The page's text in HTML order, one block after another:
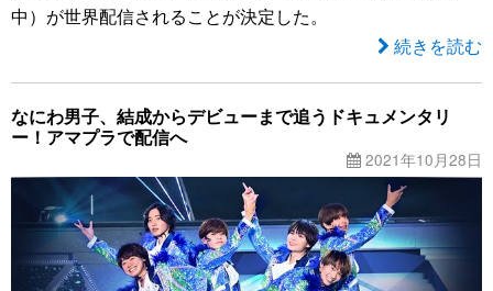
中）が世界配信されることが決定した。
続きを読む
なにわ男子、結成からデビューまで追うドキュメンタリ
ー！アマプラで配信へ
2021年10月28日